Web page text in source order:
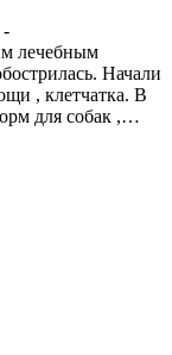
-
лечебным
Начали
, клетчатка. В
для собак ,…